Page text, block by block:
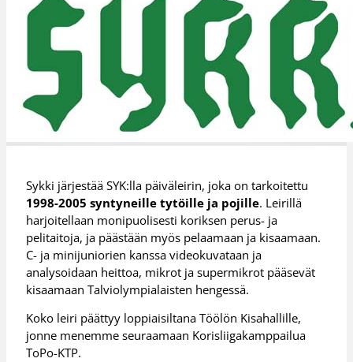
Sykki järjestää SYK:lla päiväleirin, joka on tarkoitettu
1998-2005 syntyneille tytöille ja pojille. Leirillä
harjoitellaan monipuolisesti koriksen perus- ja
pelitaitoja, ja päästään myös pelaamaan ja kisaamaan.
C- ja minijuniorien kanssa videokuvataan ja
analysoidaan heittoa, mikrot ja supermikrot pääsevät
kisaamaan Talviolympialaisten hengessä.
Koko leiri päättyy loppiaisiltana Töölön Kisahallille,
jonne menemme seuraamaan Korisliigakamppailua
ToPo-KTP.